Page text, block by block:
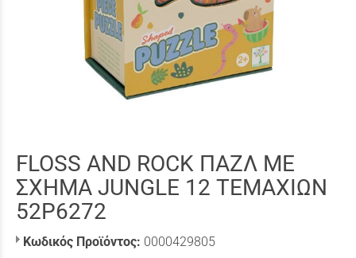
FLOSS AND ROCK ΠΑΖΛ ΜΕ
ΣΧΗΜΑ JUNGLE 12 ΤΕΜΑΧΙΩΝ
52P6272
Κωδικός Προϊόντος: 0000429805